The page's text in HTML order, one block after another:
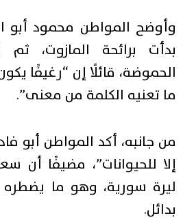
وأوضح المواطن محمود أبو
بدأت برائحة المازوت،
الحموضة، قائلًا إن “رغيفًا
ما تعنيه الكلمة من معنى”.
من جانبه، أكد المواطن أبو
ليرة سورية، وهو ما
بدائل.